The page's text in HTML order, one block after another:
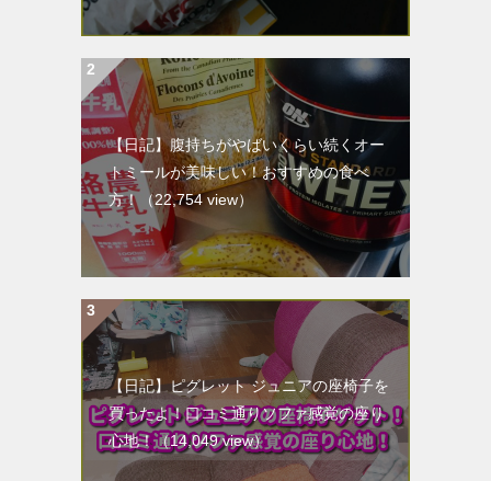
【日記】腹持ちがやばいくらい続くオー
トミールが美味しい！おすすめの食べ
方！
（22,754 view）
【日記】ピグレット ジュニアの座椅子を
買ったよ！口コミ通りソファ感覚の座り
心地！（14,049 view）